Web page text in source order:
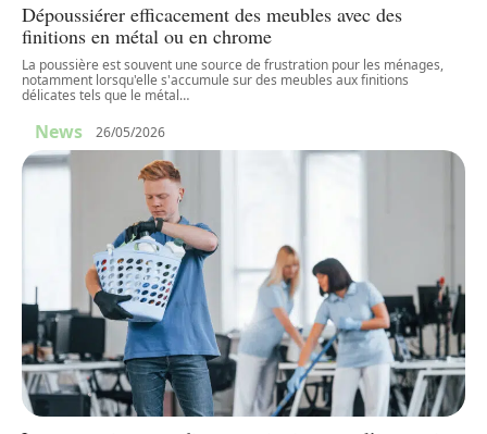
Dépoussiérer efficacement des meubles avec des
finitions en métal ou en chrome
La poussière est souvent une source de frustration pour les ménages,
notamment lorsqu'elle s'accumule sur des meubles aux finitions
délicates tels que le métal…
News 26/05/2026